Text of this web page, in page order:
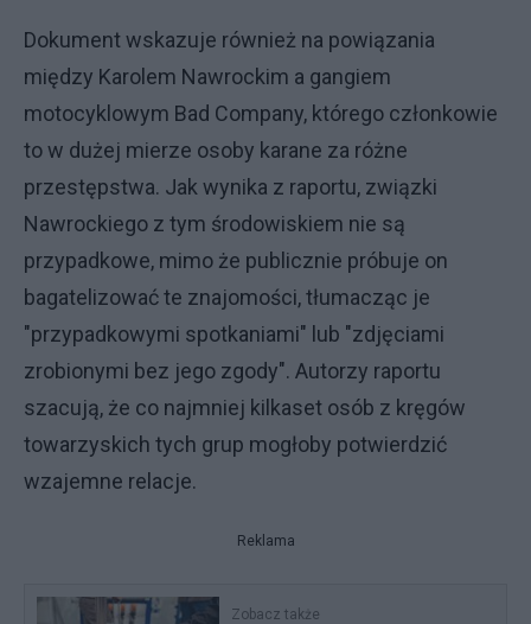
Dokument wskazuje również na powiązania
między Karolem Nawrockim a gangiem
motocyklowym Bad Company, którego członkowie
to w dużej mierze osoby karane za różne
przestępstwa. Jak wynika z raportu, związki
Nawrockiego z tym środowiskiem nie są
przypadkowe, mimo że publicznie próbuje on
bagatelizować te znajomości, tłumacząc je
"przypadkowymi spotkaniami" lub "zdjęciami
zrobionymi bez jego zgody". Autorzy raportu
szacują, że co najmniej kilkaset osób z kręgów
towarzyskich tych grup mogłoby potwierdzić
wzajemne relacje.
Reklama
Zobacz także